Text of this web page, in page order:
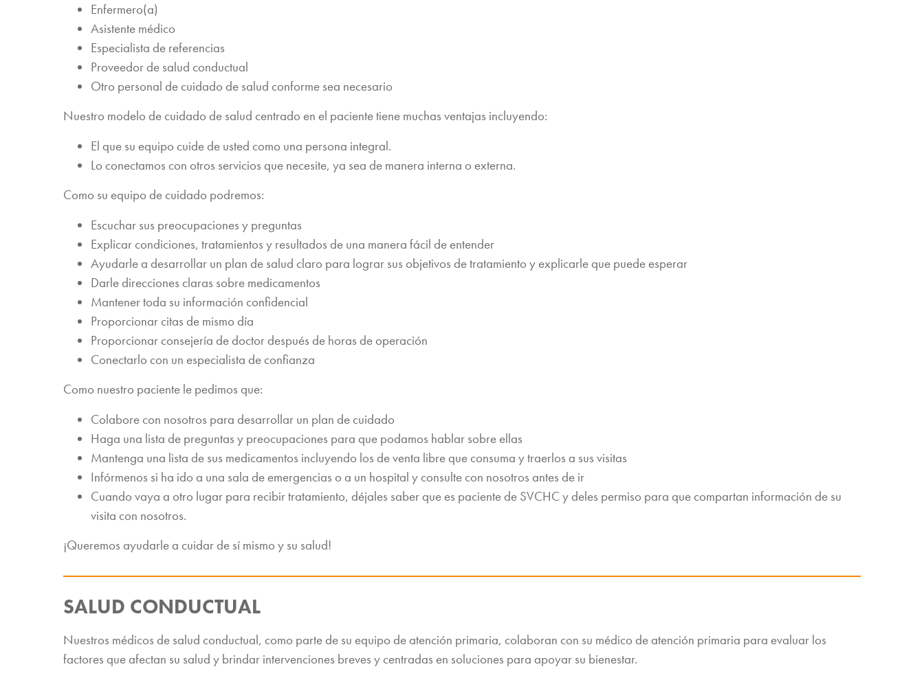
Enfermero(a)
Asistente médico
Especialista de referencias
Proveedor de salud conductual
Otro personal de cuidado de salud conforme sea necesario
Nuestro modelo de cuidado de salud centrado en el paciente tiene muchas ventajas incluyendo:
El que su equipo cuide de usted como una persona integral.
Lo conectamos con otros servicios que necesite, ya sea de manera interna o externa.
Como su equipo de cuidado podremos:
Escuchar sus preocupaciones y preguntas
Explicar condiciones, tratamientos y resultados de una manera fácil de entender
Ayudarle a desarrollar un plan de salud claro para lograr sus objetivos de tratamiento y explicarle que puede esperar
Darle direcciones claras sobre medicamentos
Mantener toda su información confidencial
Proporcionar citas de mismo día
Proporcionar consejería de doctor después de horas de operación
Conectarlo con un especialista de confianza
Como nuestro paciente le pedimos que:
Colabore con nosotros para desarrollar un plan de cuidado
Haga una lista de preguntas y preocupaciones para que podamos hablar sobre ellas
Mantenga una lista de sus medicamentos incluyendo los de venta libre que consuma y traerlos a sus visitas
Infórmenos si ha ido a una sala de emergencias o a un hospital y consulte con nosotros antes de ir
Cuando vaya a otro lugar para recibir tratamiento, déjales saber que es paciente de SVCHC y deles permiso para que compartan información de su
visita con nosotros.
¡Queremos ayudarle a cuidar de sí mismo y su salud!
SALUD CONDUCTUAL
Nuestros médicos de salud conductual, como parte de su equipo de atención primaria, colaboran con su médico de atención primaria para evaluar los
factores que afectan su salud y brindar intervenciones breves y centradas en soluciones para apoyar su bienestar.